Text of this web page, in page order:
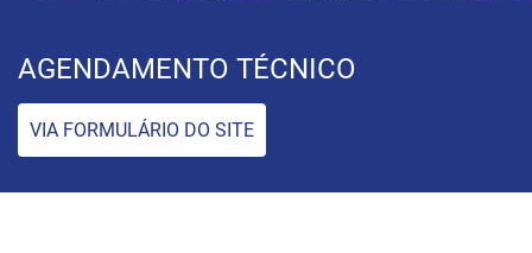
AGENDAMENTO TÉCNICO
VIA FORMULÁRIO DO SITE